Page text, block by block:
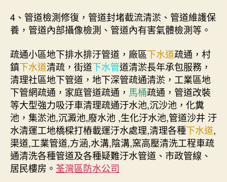
4、管道檢測修復，管道封堵截流清淤、管道維護保
養，管道內部攝像檢測、管道內有害氣體檢測等。
疏通小區地下排水排汙管道，廠區下水道疏通，村
鎮下水道清疏，街道下水管道清淤長年承包服務，
清理社區地下管道，地下深管疏通清淤，工業區地
下管網疏通，家庭管道疏通， 馬桶疏通，管道改裝
等大型強力吸汙車清理疏通汙水池,沉沙池，化糞
池，集淤池,沉澱池,廢水池 ,生化汙水池,管道沙井 汙
水清運工地橋樑打樁載運汙水處理,清理各種下水道,
渠道,工業管道,方涵,水溝,陰溝,窯高壓清洗工程車疏
通清洗各種管道及各種疑難汙水管道、市政管線、
居民樓房。 荃灣區防水公司